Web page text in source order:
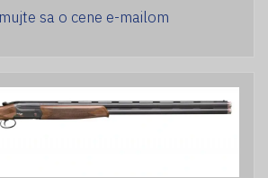
sa o cene e-mailom